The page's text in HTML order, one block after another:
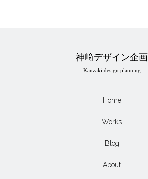
神﨑デザイン企画
Kanzaki design planning
Home
Works
Blog
About